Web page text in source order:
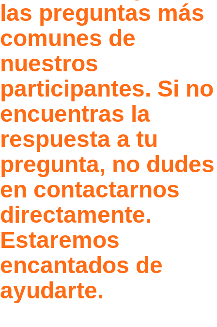
las preguntas más
comunes de
nuestros
participantes. Si no
encuentras la
respuesta a tu
pregunta, no dudes
en contactarnos
directamente.
Estaremos
encantados de
ayudarte.